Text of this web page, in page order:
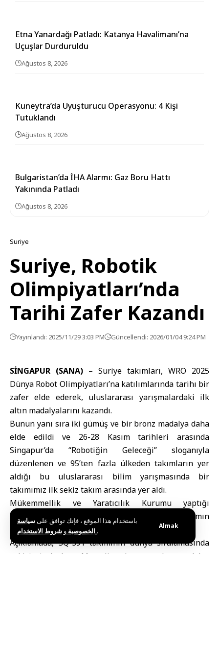
باستخدام هذا الموقع ، فإنك توافق علىسياسة
الخصوصية و .
Almak
Etna Yanardağı Patladı: Katanya Havalimanı’na
Uçuşlar Durduruldu
Ağustos 8, 2026
Kuneytra’da Uyuşturucu Operasyonu: 4 Kişi
Tutuklandı
Ağustos 8, 2026
Bulgaristan’da İHA Alarmı: Gaz Boru Hattı
Yakınında Patladı
Ağustos 8, 2026
Suriye
Suriye, Robotik
Olimpiyatları’nda
Tarihi Zafer Kazandı
Yayınlandı: 2025/11/29 3:03 PM Güncellendi: 2026/01/04 9:24 PM
SİNGAPUR (SANA) – Suriye takımları, WRO 2025
Dünya Robot Olimpiyatları’na katılımlarında tarihı bir
zafer elde ederek, uluslararası yarışmalardaki ilk
altın madalyalarını kazandı.
Bunun yanı sıra iki gümüş ve bir bronz madalya daha
elde edildi ve 26-28 Kasım tarihleri ​​arasında
Singapur’da “Robotiğin Geleceği” sloganıyla
düzenlenen ve 95’ten fazla ülkeden takımların yer
aldığı bu uluslararası bilim yarışmasında bir
takımımız ilk sekiz takım arasında yer aldı.
Mükemmellik ve Yaratıcılık Kurumu yaptığı
açıklamada, yarışmaya katılan beş Suriyeli takımın
tamamının üstün sonuçlar elde ettiğini belirtti.
Açıklamada, SQ-391 takımının dünya sıralamasında
sekizinci olurken, Marsalis takımının altın madalya